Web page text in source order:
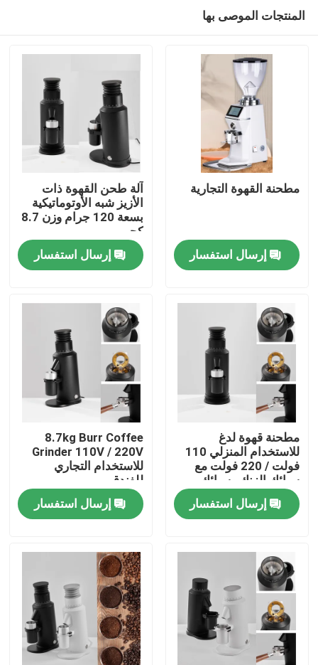
الصفحة الرئيسية
عرض الواقع الافتراضي
معلومات عنا
جولة في المعمل
مراقبة الجودة
اتصل بنا
حالات
مطحنة حبوب البن
مطحنة القهوة
المنتجات الموصى بها
مطحنة القهوة التجارية
إرسال استفسار
آلة طحن القهوة ذات
الأزيز شبه الأوتوماتيكية
بسعة 120 جرام وزن 8.7
كجم
إرسال استفسار
مطحنة قهوة لدغ
للاستخدام المنزلي 110
فولت / 220 فولت مع
سبائك الزنك وسبائك
الألومنيوم
إرسال استفسار
8.7kg Burr Coffee
Grinder 110V / 220V
للاستخدام التجاري
للفندق
إرسال استفسار